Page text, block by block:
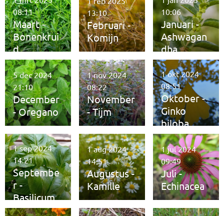
Maart -
Bonenkrui
d
08:11
Februari -
Komijn
13:10
Januari -
Ashwagan
dha
10:06
December
- Oregano
5 dec 2024
21:10
November
- Tijm
1 nov 2024
08:22
Oktober -
Ginko
biloba
1 okt 2024
08:51
Septembe
r -
Basilicum
1 sep 2024
14:21
Augustus -
Kamille
1 aug 2024
14:51
Juli -
Echinacea
1 jul 2024
09:49